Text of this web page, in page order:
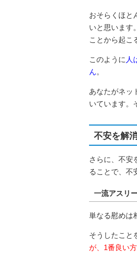
おそらくほと
いと思います
ことから起こ
このように 人
ん。
あなたがネッ
いています。
不安を解
さらに、不安
ることで、不
一流アスリ
単なる慰めは
そうしたこと
が、1番良い